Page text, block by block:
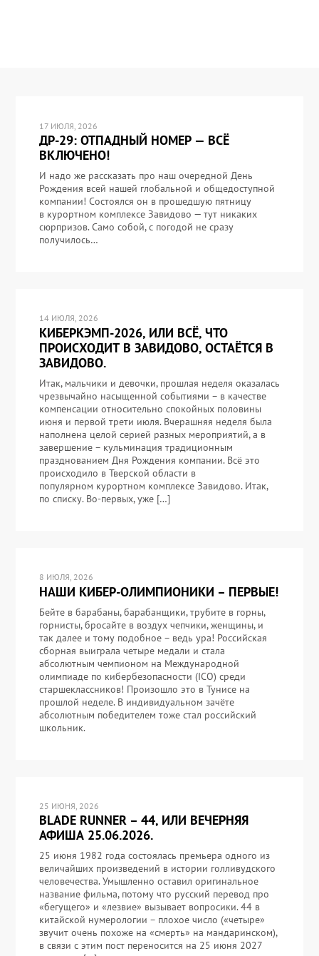
17 ИЮЛЯ, 2026
ДР-29: ОТПАДНЫЙ НОМЕР — ВСЁ
ВКЛЮЧЕНО!
И надо же рассказать про наш очередной День
Рождения всей нашей глобальной и общедоступной
компании! Состоялся он в прошедшую пятницу
в курортном комплексе Завидово — тут никаких
сюрпризов. Само собой, с погодой не сразу
получилось…
14 ИЮЛЯ, 2026
КИБЕРКЭМП-2026, ИЛИ ВСЁ, ЧТО
ПРОИСХОДИТ В ЗАВИДОВО, ОСТАЁТСЯ В
ЗАВИДОВО.
Итак, мальчики и девочки, прошлая неделя оказалась
чрезвычайно насыщенной событиями – в качестве
компенсации относительно спокойных половины
июня и первой трети июля. Вчерашняя неделя была
наполнена целой серией разных мероприятий, а в
завершение – кульминация традиционным
празднованием Дня Рождения компании. Всё это
происходило в Тверской области в
популярном курортном комплексе Завидово. Итак,
по списку. Во-первых, уже […]
8 ИЮЛЯ, 2026
НАШИ КИБЕР-ОЛИМПИОНИКИ – ПЕРВЫЕ!
Бейте в барабаны, барабанщики, трубите в горны,
горнисты, бросайте в воздух чепчики, женщины, и
так далее и тому подобное – ведь ура! Российская
сборная выиграла четыре медали и стала
абсолютным чемпионом на Международной
олимпиаде по кибербезопасности (ICO) среди
старшеклассников! Произошло это в Тунисе на
прошлой неделе. В индивидуальном зачёте
абсолютным победителем тоже стал российский
школьник.
25 ИЮНЯ, 2026
BLADE RUNNER – 44, ИЛИ ВЕЧЕРНЯЯ
АФИША 25.06.2026.
25 июня 1982 года состоялась премьера одного из
величайших произведений в истории голливудского
человечества. Умышленно оставил оригинальное
название фильма, потому что русский перевод про
«бегущего» и «лезвие» вызывает вопросики. 44 в
китайской нумерологии – плохое число («четыре»
звучит очень похоже на «смерть» на мандаринском),
в связи с этим пост переносится на 25 июня 2027